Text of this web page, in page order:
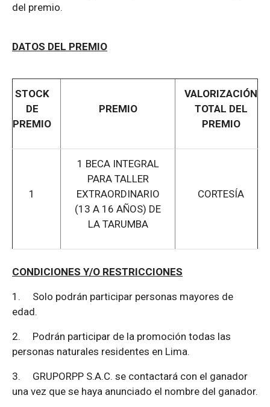
del premio.
DATOS DEL PREMIO
STOCK
DE
PREMIO
PREMIO
VALORIZACIÓN
TOTAL DEL
PREMIO
1
1 BECA INTEGRAL
PARA TALLER
EXTRAORDINARIO
(13 A 16 AÑOS) DE
LA TARUMBA
CORTESÍA
CONDICIONES Y/O RESTRICCIONES
1. Solo podrán participar personas mayores de
edad.
2. Podrán participar de la promoción todas las
personas naturales residentes en Lima.
3. GRUPORPP S.A.C. se contactará con el ganador
una vez que se haya anunciado el nombre del ganador.